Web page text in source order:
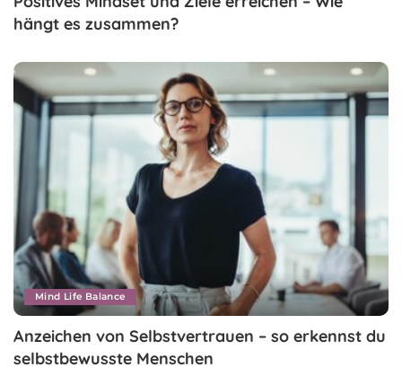
hängt es zusammen?
Mind Life Balance
Anzeichen von Selbstvertrauen – so erkennst du
selbstbewusste Menschen